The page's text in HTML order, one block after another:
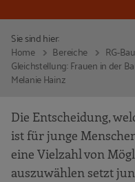
Sie sind hier:
Home
Bereiche RG-Bau
Gleichstellung: Frauen in der
Melanie Hainz
Die Entscheidung,
ist für junge
eine Vielzahl von
auszuwählen setzt